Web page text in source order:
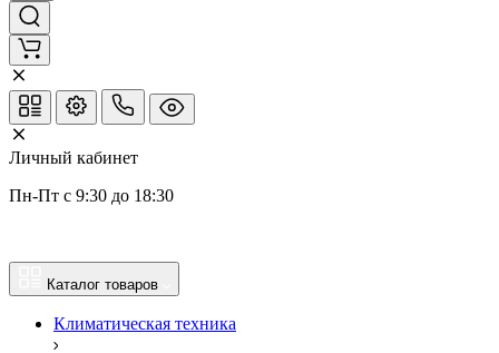
Личный кабинет
Пн-Пт с 9:30 до 18:30
Каталог товаров
Климатическая техника